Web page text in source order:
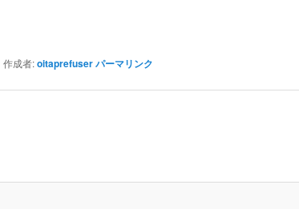
作成者:oitaprefuserパーマリンク